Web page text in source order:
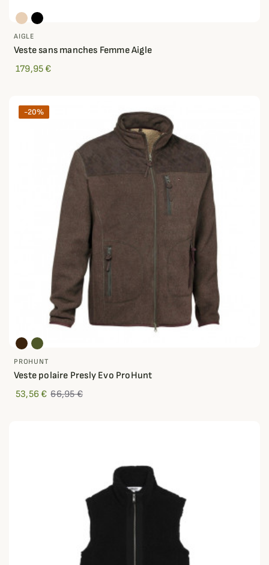
AIGLE
Veste sans manches Femme Aigle
179,95 €
-20%
PROHUNT
Veste polaire Presly Evo ProHunt
53,56 € 66,95 €